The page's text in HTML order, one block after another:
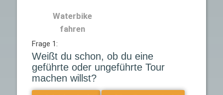
Waterbike
fahren
Frage 1:
Weißt du schon, ob du eine
geführte oder ungeführte Tour
machen willst?